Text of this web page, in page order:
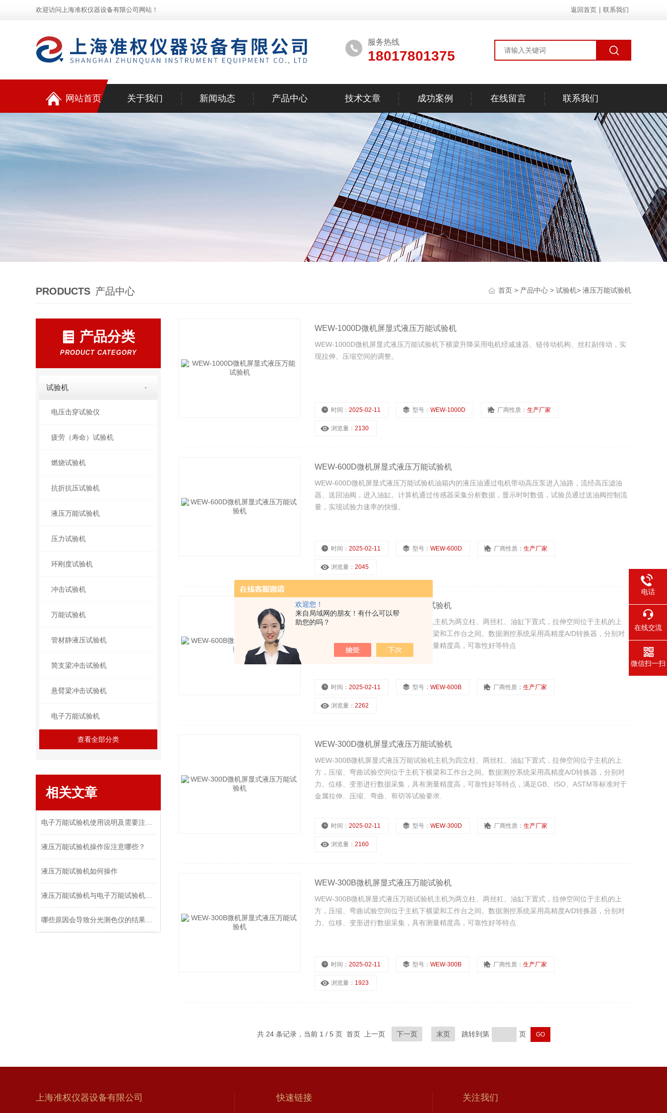
欢迎您！
来自局域网的朋友！有什么可以帮
助您的吗？
欢迎访问上海准权仪器设备有限公司网站！ 返回首页 联系我们
服务热线
18017801375
网站首页 关于我们 新闻动态 产品中心 技术文章 成功案例 在线留言 联系我们
PRODUCTS 产品中心 首页 > 产品中心 > 试验机> 液压万能试验机
产品分类
PRODUCT CATEGORY
试验机
电压击穿试验仪
疲劳（寿命）试验机
燃烧试验机
抗折抗压试验机
液压万能试验机
压力试验机
环刚度试验机
冲击试验机
万能试验机
管材静液压试验机
简支梁冲击试验机
悬臂梁冲击试验机
电子万能试验机
查看全部分类
相关文章
液压万能试验机操作应注意哪些？
液压万能试验机如何操作
WEW-1000D微机屏显式液压万能试验机
WEW-1000D微机屏显式液压万能试验机下横梁升降采用电机经减速器、链传动机构、丝杠副传动，实
现拉伸、压缩空间的调整。
时间： 2025-02-11 型号： WEW-1000D 厂商性质： 生产厂家
浏览量： 2130
WEW-600D微机屏显式液压万能试验机
WEW-600D微机屏显式液压万能试验机油箱内的液压油通过电机带动高压泵进入油路，流经高压滤油
器、送回油阀，进入油缸。计算机通过传感器采集分析数据，显示时时数值，试验员通过送油阀控制流
量，实现试验力速率的快慢。
时间： 2025-02-11 型号： WEW-600D 厂商性质： 生产厂家
浏览量： 2045
WEW-600B微机屏显式液压万能试验机
WEW-600B微机屏显式液压万能试验机主机为两立柱、两丝杠、油缸下置式，拉伸空间位于主机的上
方，压缩、弯曲试验空间位于主机下横梁和工作台之间。数据测控系统采用高精度A/D转换器，分别对
力、位移、变形进行数据采集，具有测量精度高，可靠性好等特点
时间： 2025-02-11 型号： WEW-600B 厂商性质： 生产厂家
浏览量： 2262
WEW-300D微机屏显式液压万能试验机
WEW-300B微机屏显式液压万能试验机主机为四立柱、两丝杠、油缸下置式，拉伸空间位于主机的上
方，压缩、弯曲试验空间位于主机下横梁和工作台之间。数据测控系统采用高精度A/D转换器，分别对
力、位移、变形进行数据采集，具有测量精度高，可靠性好等特点，满足GB、ISO、ASTM等标准对于
金属拉伸、压缩、弯曲、剪切等试验要求.
时间： 2025-02-11 型号： WEW-300D 厂商性质： 生产厂家
浏览量： 2160
WEW-300B微机屏显式液压万能试验机
WEW-300B微机屏显式液压万能试验机主机为两立柱、两丝杠、油缸下置式，拉伸空间位于主机的上
方，压缩、弯曲试验空间位于主机下横梁和工作台之间。数据测控系统采用高精度A/D转换器，分别对
力、位移、变形进行数据采集，具有测量精度高，可靠性好等特点
时间： 2025-02-11 型号： WEW-300B 厂商性质： 生产厂家
浏览量： 1923
共 24 条记录，当前 1 / 5 页 首页 上一页 下一页 末页 跳转到第 页
上海准权仪器设备有限公司 快速链接 关注我们
电话
在线交流
微信扫一扫